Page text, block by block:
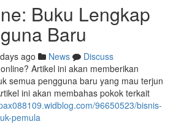
Buku Lengkap
Baru
ago News
Discuss
Artikel ini akan memberikan
semua pengguna baru yang mau terjun
ini akan membahas pokok terkait
96650523/bisnis-
pemula